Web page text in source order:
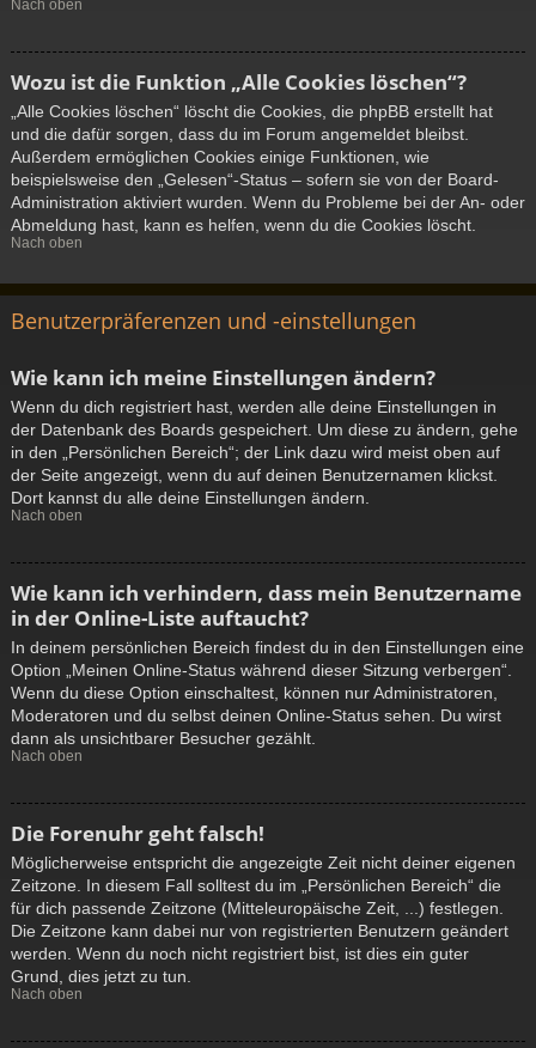
Nach oben
Wozu ist die Funktion „Alle Cookies löschen“?
„Alle Cookies löschen“ löscht die Cookies, die phpBB erstellt hat
und die dafür sorgen, dass du im Forum angemeldet bleibst.
Außerdem ermöglichen Cookies einige Funktionen, wie
beispielsweise den „Gelesen“-Status – sofern sie von der Board-
Administration aktiviert wurden. Wenn du Probleme bei der An- oder
Abmeldung hast, kann es helfen, wenn du die Cookies löscht.
Nach oben
Benutzerpräferenzen und -einstellungen
Wie kann ich meine Einstellungen ändern?
Wenn du dich registriert hast, werden alle deine Einstellungen in
der Datenbank des Boards gespeichert. Um diese zu ändern, gehe
in den „Persönlichen Bereich“; der Link dazu wird meist oben auf
der Seite angezeigt, wenn du auf deinen Benutzernamen klickst.
Dort kannst du alle deine Einstellungen ändern.
Nach oben
Wie kann ich verhindern, dass mein Benutzername
in der Online-Liste auftaucht?
In deinem persönlichen Bereich findest du in den Einstellungen eine
Option „Meinen Online-Status während dieser Sitzung verbergen“.
Wenn du diese Option einschaltest, können nur Administratoren,
Moderatoren und du selbst deinen Online-Status sehen. Du wirst
dann als unsichtbarer Besucher gezählt.
Nach oben
Die Forenuhr geht falsch!
Möglicherweise entspricht die angezeigte Zeit nicht deiner eigenen
Zeitzone. In diesem Fall solltest du im „Persönlichen Bereich“ die
für dich passende Zeitzone (Mitteleuropäische Zeit, ...) festlegen.
Die Zeitzone kann dabei nur von registrierten Benutzern geändert
werden. Wenn du noch nicht registriert bist, ist dies ein guter
Grund, dies jetzt zu tun.
Nach oben